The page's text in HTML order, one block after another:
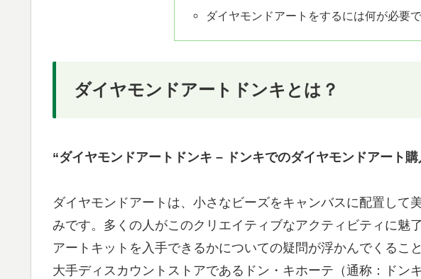
ダイヤモンドアートをするには何が必要
ダイヤモンドアートドンキとは？
“ダイヤモンドアートドンキ – ドンキでのダイヤモンドアート
ダイヤモンドアートは、小さなビーズをキャンバスに配置して
みです。多くの人がこのクリエイティブなアクティビティに魅
アートキットを入手できるかについての疑問が浮かんでくるこ
大手ディスカウントストアであるドン・キホーテ（通称：ドン